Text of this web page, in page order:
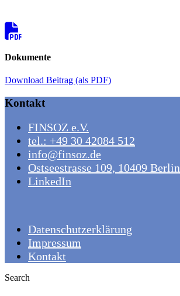
Dokumente
Download Beitrag (als PDF)
Kontakt
FINSOZ e.V.
tel.: +49 30 42084 512
info@finsoz.de
Ostseestrasse 109, 10409 Berlin
LinkedIn
Datenschutzerklärung
Impressum
Kontakt
Search